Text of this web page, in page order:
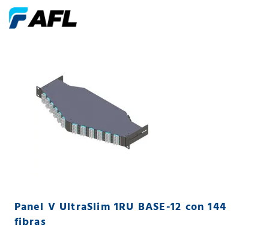
Panel V UltraSlim 1RU BASE-12 con 144
fibras